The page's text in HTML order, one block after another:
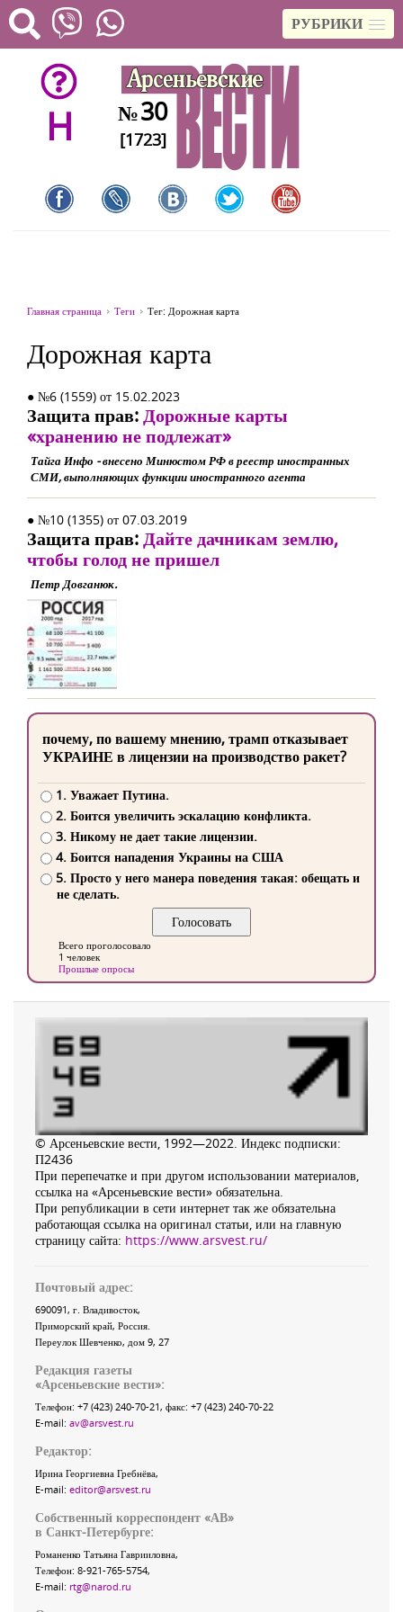
РУБРИКИ
H №30
[1723]
Главная страница Теги Тег: Дорожная карта
Дорожная карта
● №6 (1559) от 15.02.2023
Защита прав:Дорожные карты
«хранению не подлежат»
Тайга Инфо - внесено Минюстом РФ в реестр иностранных
СМИ, выполняющих функции иностранного агента
● №10 (1355) от 07.03.2019
Защита прав:Дайте дачникам землю,
чтобы голод не пришел
Петр Довганюк.
почему, по вашему мнению, трамп отказывает
УКРАИНЕ в лицензии на производство ракет?
1. Уважает Путина.
2. Боится увеличить эскалацию конфликта.
3. Никому не дает такие лицензии.
4. Боится нападения Украины на США
5. Просто у него манера поведения такая: обещать и
не сделать.
Всего проголосовало
1 человек
Прошлые опросы
© Арсеньевские вести, 1992—2022. Индекс подписки:
П2436
При перепечатке и при другом использовании материалов,
ссылка на «Арсеньевские вести» обязательна.
При републикации в сети интернет так же обязательна
работающая ссылка на оригинал статьи, или на главную
страницу сайта: https://www.arsvest.ru/
Почтовый адрес:
690091, г. Владивосток,
Приморский край, Россия
Переулок Шевченко, дом 9, 27
Редакция газеты
«Арсеньевские вести»:
Телефон: +7 (423) 240-70-21, факс: +7 (423) 240-70-22
E-mail: av@arsvest.ru
Редактор:
Ирина Георгиевна Гребнёва,
E-mail: editor@arsvest.ru
Собственный корреспондент «АВ»
в Санкт-Петербурге:
Романенко Татьяна Гаврииловна,
Телефон: 8-921-765-5754,
E-mail: rtg@narod.ru